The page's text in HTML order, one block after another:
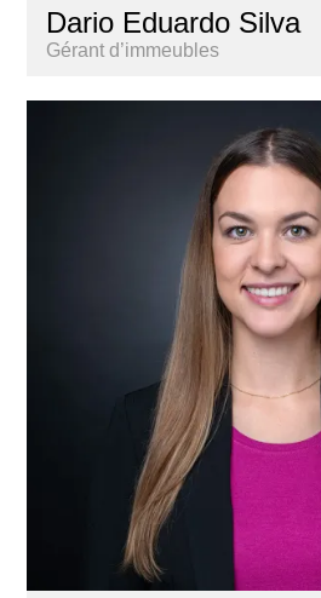
Dario Eduardo Silva
Gérant d’immeubles